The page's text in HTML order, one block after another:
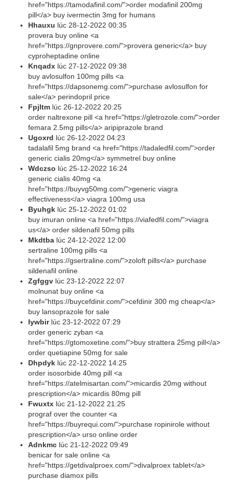
href="https://tamodafinil.com/">order modafinil 200mg
pill</a> buy ivermectin 3mg for humans
Hhauxu lúc 28-12-2022 00:35
provera buy online <a
href="https://gnprovere.com/">provera generic</a> buy
cyproheptadine online
Knqadx lúc 27-12-2022 09:38
buy avlosulfon 100mg pills <a
href="https://dapsonemg.com/">purchase avlosulfon for
sale</a> perindopril price
Fpjltm lúc 26-12-2022 20:25
order naltrexone pill <a href="https://gletrozole.com/">order
femara 2.5mg pills</a> aripiprazole brand
Ugoxrd lúc 26-12-2022 04:23
tadalafil 5mg brand <a href="https://tadaledfil.com/">order
generic cialis 20mg</a> symmetrel buy online
Wdczso lúc 25-12-2022 16:24
generic cialis 40mg <a
href="https://buyvg50mg.com/">generic viagra
effectiveness</a> viagra 100mg usa
Byuhgk lúc 25-12-2022 01:02
buy imuran online <a href="https://viafedfil.com/">viagra
us</a> order sildenafil 50mg pills
Mkdtba lúc 24-12-2022 12:00
sertraline 100mg pills <a
href="https://gsertraline.com/">zoloft pills</a> purchase
sildenafil online
Zgfggv lúc 23-12-2022 22:07
molnunat buy online <a
href="https://buycefdinir.com/">cefdinir 300 mg cheap</a>
buy lansoprazole for sale
Iywbirlúc 23-12-2022 07:29
order generic zyban <a
href="https://gtomoxetine.com/">buy strattera 25mg pill</a>
order quetiapine 50mg for sale
Dhpdyk lúc 22-12-2022 14:25
order isosorbide 40mg pill <a
href="https://atelmisartan.com/">micardis 20mg without
prescription</a> micardis 80mg pill
Fwuxtx lúc 21-12-2022 21:25
prograf over the counter <a
href="https://buyrequi.com/">purchase ropinirole without
prescription</a> urso online order
Adnkmc lúc 21-12-2022 09:49
benicar for sale online <a
href="https://getdivalproex.com/">divalproex tablet</a>
purchase diamox pills